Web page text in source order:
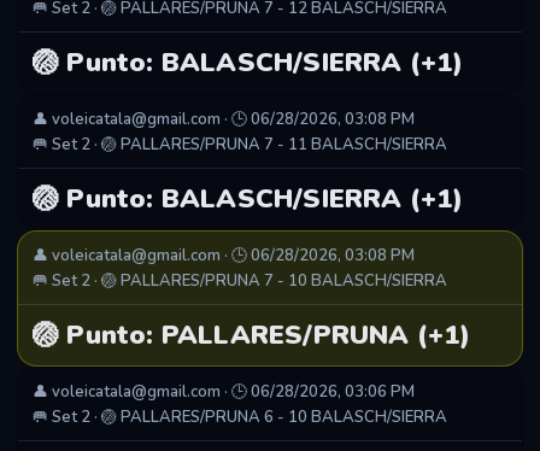
🥅 Set 2 · 🏐 PALLARES/PRUNA 7 - 12 BALASCH/SIERRA
🏐 Punto: BALASCH/SIERRA (+1)
👤 voleicatala@gmail.com · 🕒 06/28/2026, 03:08 PM
🥅 Set 2 · 🏐 PALLARES/PRUNA 7 - 11 BALASCH/SIERRA
🏐 Punto: BALASCH/SIERRA (+1)
👤 voleicatala@gmail.com · 🕒 06/28/2026, 03:08 PM
🥅 Set 2 · 🏐 PALLARES/PRUNA 7 - 10 BALASCH/SIERRA
🏐 Punto: PALLARES/PRUNA (+1)
👤 voleicatala@gmail.com · 🕒 06/28/2026, 03:06 PM
🥅 Set 2 · 🏐 PALLARES/PRUNA 6 - 10 BALASCH/SIERRA